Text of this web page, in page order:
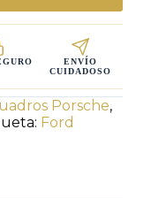
ENVÍO
CUIDADOSO
Porsche,
Ford